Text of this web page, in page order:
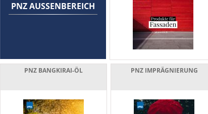
PNZ AUSSENBEREICH
PNZ BANGKIRAI-ÖL PNZ IMPRÄGNIERUNG